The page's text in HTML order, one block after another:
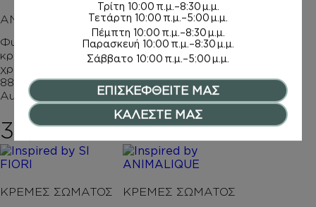
ΑΝΤΗΛΙΑΚΑ
Φυτική αντηλιακή
κρέμα προσώπου με
χρώμα & SPF 50
88ml – Medium –
Australian Gold
38,90€
ΚΡΕΜΕΣ ΣΩΜΑΤΟΣ
ΚΡΕΜΕΣ ΣΩΜΑΤΟΣ
Τρίτη 10:00 π.μ.–8:30 μ.μ.
Τετάρτη 10:00 π.μ.–5:00 μ.μ.
Πέμπτη 10:00 π.μ.–8:30 μ.μ.
Παρασκευή 10:00 π.μ.–8:30 μ.μ.
Σάββατο 10:00 π.μ.–5:00 μ.μ.
ΕΠΙΣΚΕΦΘΕΙΤΕ ΜΑΣ
ΚΑΛΕΣΤΕ ΜΑΣ